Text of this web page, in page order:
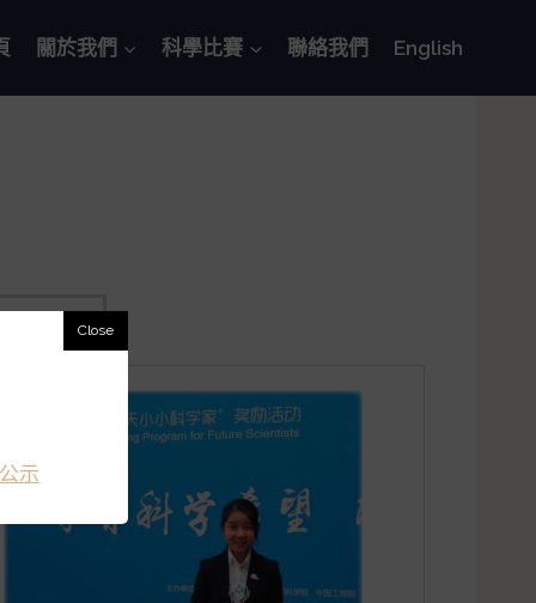
關於我們 科學比賽 聯絡我們 English
示